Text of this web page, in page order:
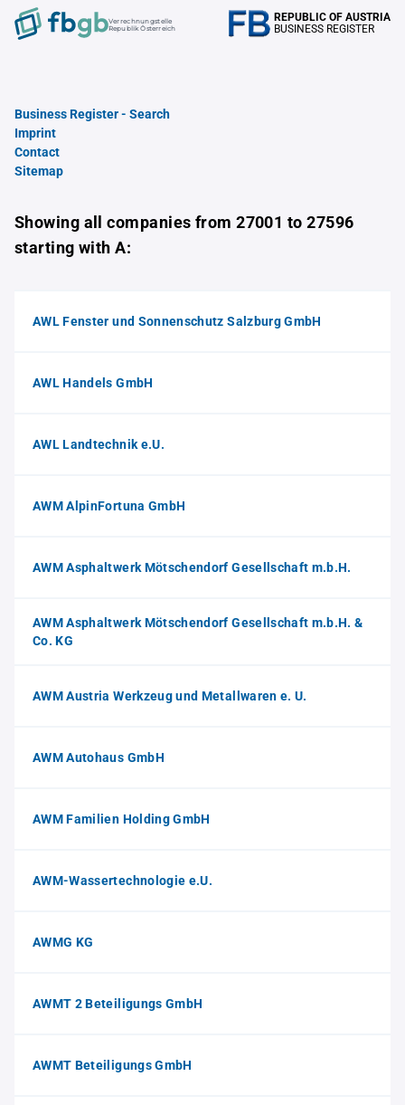
Verrechnungstelle
Republik Österreich
REPUBLIC OF AUSTRIA
BUSINESS REGISTER
Business Register - Search
Imprint
Contact
Sitemap
Showing all companies from 27001 to 27596
starting with A:
AWL Fenster und Sonnenschutz Salzburg GmbH
AWL Handels GmbH
AWL Landtechnik e.U.
AWM AlpinFortuna GmbH
AWM Asphaltwerk Mötschendorf Gesellschaft m.b.H.
AWM Asphaltwerk Mötschendorf Gesellschaft m.b.H. &
Co. KG
AWM Austria Werkzeug und Metallwaren e. U.
AWM Autohaus GmbH
AWM Familien Holding GmbH
AWM-Wassertechnologie e.U.
AWMG KG
AWMT 2 Beteiligungs GmbH
AWMT Beteiligungs GmbH